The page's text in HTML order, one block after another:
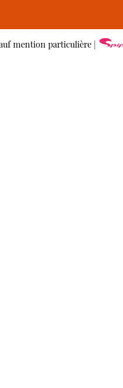
mention particulière |